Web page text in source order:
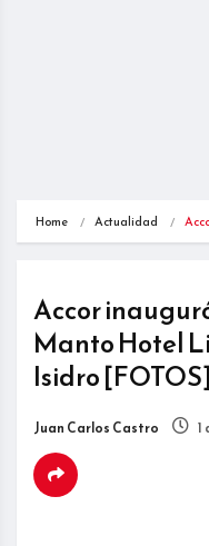
Home Actualidad
Accor
Manto Hotel
Isidro [FOTOS]
Juan Carlos Castro 1